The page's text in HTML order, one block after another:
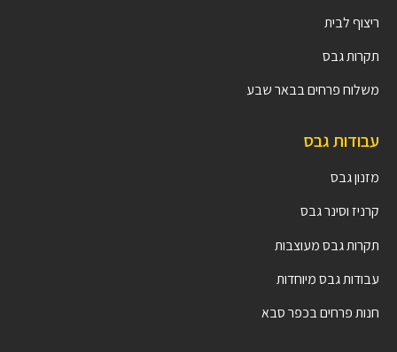
ריצוף לבית
תקרות גבס
משלוח פרחים בבאר שבע
עבודות גבס
מזנון גבס
קרניז וסינר גבס
תקרות גבס מעוצבות
עבודות גבס מיוחדות
חנות פרחים בכפר סבא